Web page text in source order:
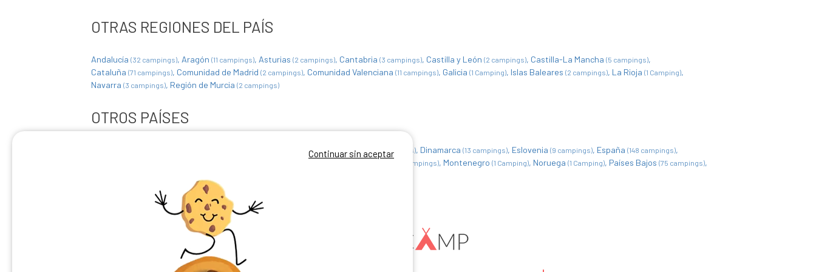
OTRAS REGIONES DEL PAÍS
Andalucía (32 campings) Aragón (11 campings) Asturias (2 campings) Cantabria (3 campings) Castilla y León (2 campings) Castilla-La Mancha (5 campings)
Cataluña (71 campings) Comunidad de Madrid (2 campings) Comunidad Valenciana (11 campings) Galicia (1 Camping) Islas Baleares (2 campings) La Rioja (1 Camping)
Navarra (3 campings) Región de Murcia (2 campings)
OTROS PAÍSES
(25 campings) Croacia (18 campings) Dinamarca (13 campings) Eslovenia (9 campings) España (148 campings)
Luxemburgo (9 campings) Montenegro (1 Camping) Noruega (1 Camping) Países Bajos (75 campings)
Continuar sin aceptar